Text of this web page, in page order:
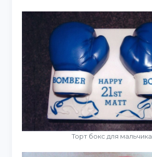
Торт бокс для мальчика